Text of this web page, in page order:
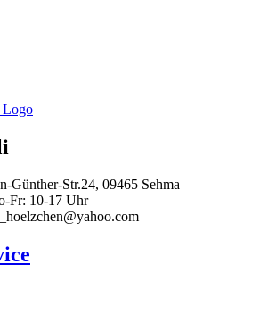
Günther-Str.24, 09465 Sehma
Fr: 10-17 Uhr